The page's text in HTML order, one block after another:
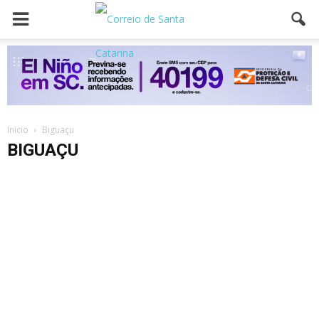
Inicio Biguaçu
BIGUAÇU